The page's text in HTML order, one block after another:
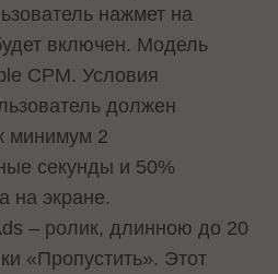
нажмет на
включен. Модель
CPM. Условия
должен
минимум 2
секунды и 50%
на экране.
– ролик, длинною до 20
«Пропустить». Этот